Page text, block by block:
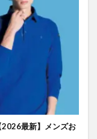
最新】メンズお